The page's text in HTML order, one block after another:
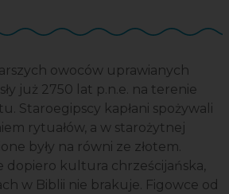
owoców uprawianych
już 2750 lat p.n.e. na terenie
Staroegipscy kapłani spożywali
rytuałów, a w starożytnej
były na równi ze złotem.
dopiero kultura chrześcijańska,
w Biblii nie brakuje. Figowce od